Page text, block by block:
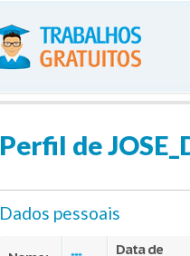
Perfil de
Dados pessoais
Data de